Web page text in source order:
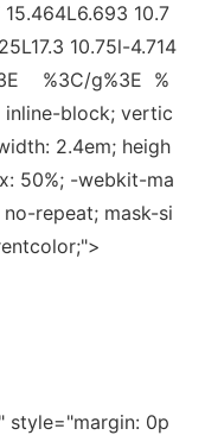
15.464L6.693 10.7
10.75l-4.714
%3C/g%3E %
inline-block; vertic
2.4em; heigh
50%; -webkit-ma
repeat; mask-si
style="margin: 0p